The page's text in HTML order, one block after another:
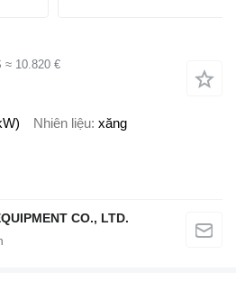
≈ 10.820 €
Nhiên liệu xăng
CO., LTD.